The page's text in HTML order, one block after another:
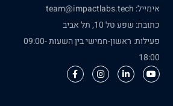
אימייל: team@impactlabs.tech
כתובת: שפע טל 10, תל אביב
פעילות: ראשון-חמישי בין השעות 09:00-
18:00
Y
o
u
L
i
n
I
n
s
F
a
c